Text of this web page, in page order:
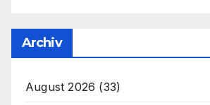
Archiv
August 2026 (33)